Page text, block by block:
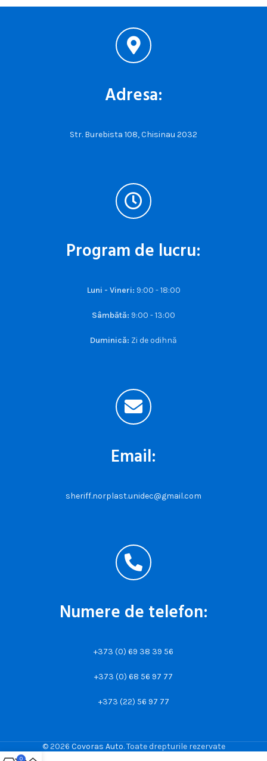
Adresa:
Str. Burebista 108, Chisinau 2032
Program de lucru:
Luni - Vineri: 9:00 - 18:00
Sâmbătă: 9:00 - 13:00
Duminică: Zi de odihnă
Email:
sheriff.norplast.unidec@gmail.com
Numere de telefon:
+373 (0) 69 38 39 56
+373 (0) 68 56 97 77
+373 (22) 56 97 77
© 2026 Covoras Auto. Toate drepturile rezervate
0